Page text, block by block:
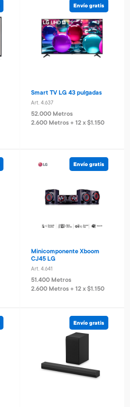
Envío gratis
Smart TV LG 43 pulgadas
Art. 4.637
52.000 Metros
2.600 Metros + 12 x $1.150
Envío gratis
Minicomponente Xboom
CJ45 LG
Art. 4.641
51.400 Metros
2.600 Metros + 12 x $1.150
Envío gratis